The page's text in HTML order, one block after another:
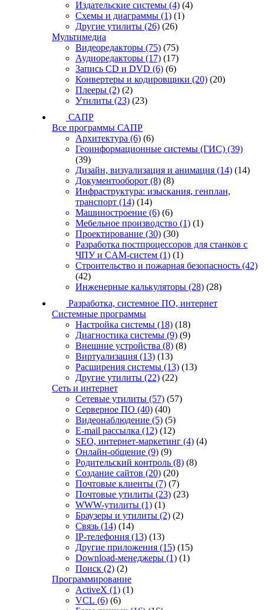
Издательские системы (4) (4)
Схемы и диаграммы (1) (1)
Другие утилиты (26) (26)
Мультимедиа
Видеоредакторы (75) (75)
Аудиоредакторы (17) (17)
Запись CD и DVD (6) (6)
Конвертеры и кодировщики (20) (20)
Плееры (2) (2)
Утилиты (23) (23)
САПР
Все программы САПР
Архитектура (6) (6)
Геоинформационные системы (ГИС) (39)
(39)
Дизайн, визуализация и анимация (14) (14)
Документооборот (8) (8)
Инфраструктура: изыскания, генплан,
транспорт (14) (14)
Машиностроение (6) (6)
Мебельное производство (1) (1)
Проектирование (30) (30)
Разработка постпроцессоров для станков с
ЧПУ и CAM-систем (1) (1)
Строительство и пожарная безопасность (42)
(42)
Инженерные калькуляторы (28) (28)
Разработка, системное ПО, интернет
Системные программы
Настройка системы (18) (18)
Диагностика системы (9) (9)
Внешние устройства (8) (8)
Виртуализация (13) (13)
Расширения системы (13) (13)
Другие утилиты (22) (22)
Сеть и интернет
Сетевые утилиты (57) (57)
Серверное ПО (40) (40)
Видеонаблюдение (5) (5)
E-mail рассылка (12) (12)
SEO, интернет-маркетинг (4) (4)
Онлайн-общение (9) (9)
Родительский контроль (8) (8)
Создание сайтов (20) (20)
Почтовые клиенты (7) (7)
Почтовые утилиты (23) (23)
WWW-утилиты (1) (1)
Браузеры и утилиты (2) (2)
Связь (14) (14)
IP-телефония (13) (13)
Другие приложения (15) (15)
Download-менеджеры (1) (1)
Поиск (2) (2)
Программирование
ActiveX (1) (1)
VCL (6) (6)